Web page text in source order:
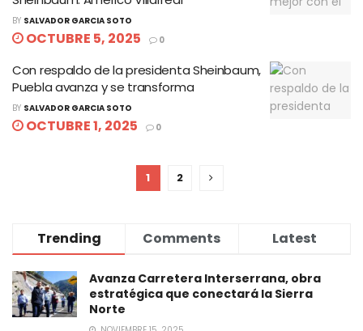
BY SALVADOR GARCIA SOTO
OCTUBRE 5, 2025 0
Con respaldo de la presidenta Sheinbaum,
Puebla avanza y se transforma
BY SALVADOR GARCIA SOTO
OCTUBRE 1, 2025 0
1 2
Trending Comments Latest
Avanza Carretera Interserrana, obra
estratégica que conectará la Sierra
Norte